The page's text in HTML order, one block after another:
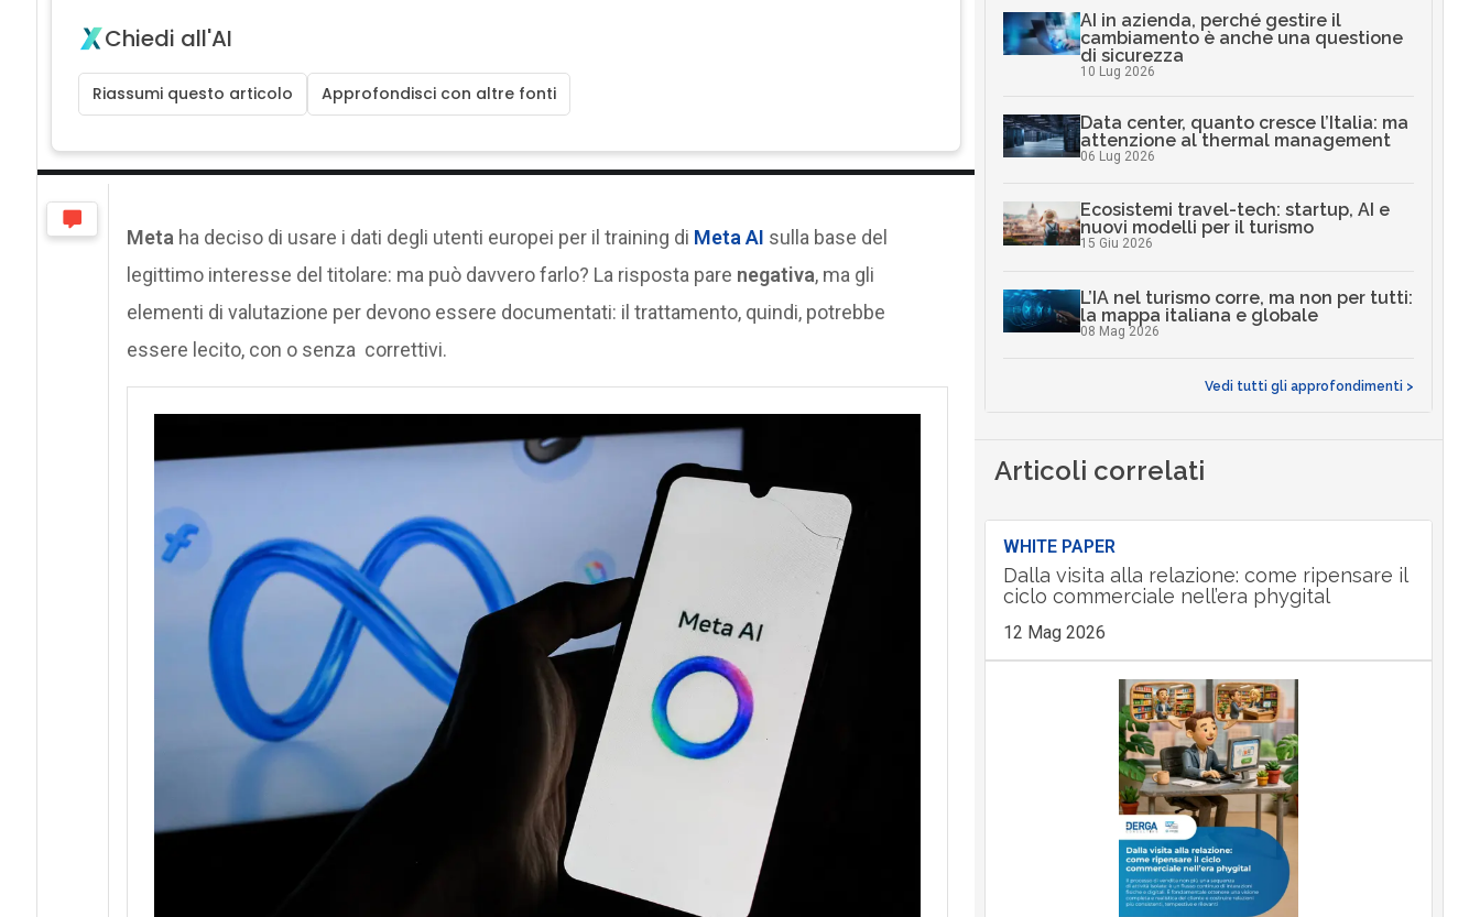
Chiedi all'AI
Riassumi questo articolo Approfondisci con altre fonti
Meta ha deciso di usare i dati degli utenti europei per il training di Meta AI sulla base del
legittimo interesse del titolare: ma può davvero farlo? La risposta pare negativa, ma gli
elementi di valutazione per devono essere documentati: il trattamento, quindi, potrebbe
essere lecito, con o senza correttivi.
AI in azienda, perché gestire il
cambiamento è anche una questione
di sicurezza
10 Lug 2026
Data center, quanto cresce l’Italia: ma
attenzione al thermal management
06 Lug 2026
Ecosistemi travel-tech: startup, AI e
nuovi modelli per il turismo
15 Giu 2026
L’IA nel turismo corre, ma non per tutti:
la mappa italiana e globale
08 Mag 2026
Vedi tutti gli approfondimenti >
Articoli correlati
WHITE PAPER
Dalla visita alla relazione: come ripensare il
ciclo commerciale nell’era phygital
12 Mag 2026